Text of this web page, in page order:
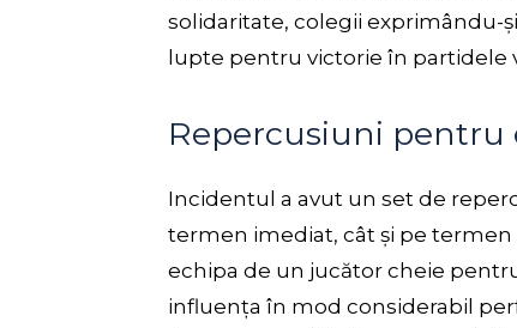
solidaritate, colegii exprimându-
lupte pentru victorie în partidele
Repercusiuni
Incidentul a avut un set de
termen imediat, cât și pe termen
echipa de un jucător cheie
influența în mod considerabil